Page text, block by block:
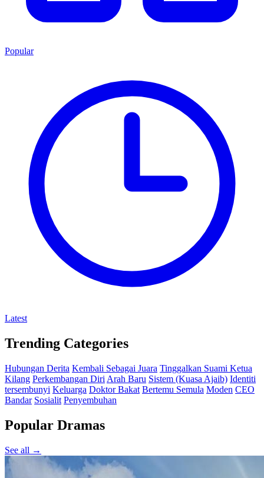
Popular
Latest
Trending Categories
Hubungan Derita Kembali Sebagai Juara Tinggalkan Suami Ketua
Kilang Perkembangan Diri Arah Baru Sistem (Kuasa Ajaib) Identiti
tersembunyi Keluarga Doktor Bakat Bertemu Semula Moden CEO
Bandar Sosialit Penyembuhan
Popular Dramas
See all →